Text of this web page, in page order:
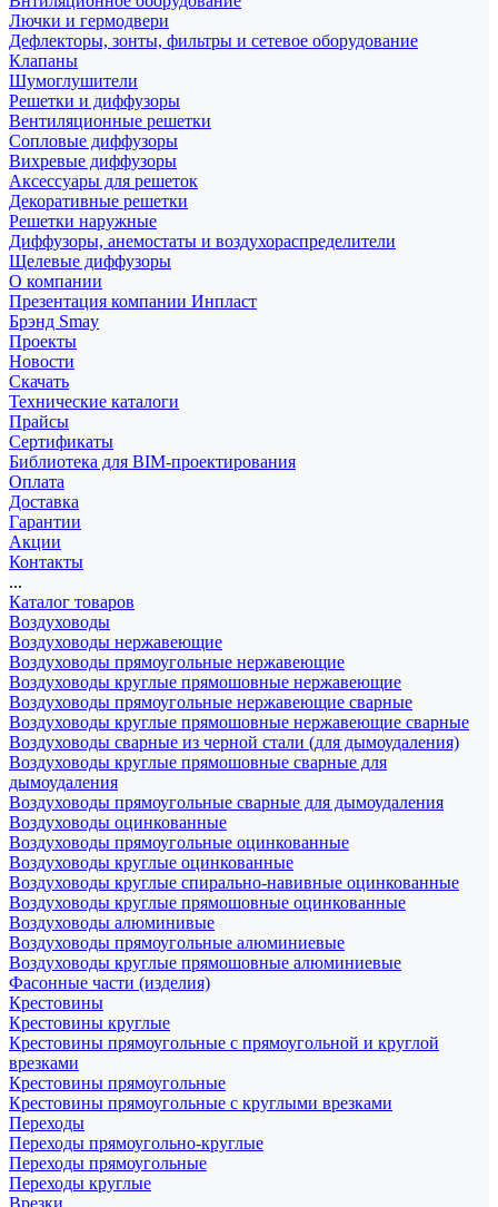
Лючки и гермодвери
Дефлекторы, зонты, фильтры и сетевое оборудование
Клапаны
Шумоглушители
Решетки и диффузоры
Вентиляционные решетки
Сопловые диффузоры
Вихревые диффузоры
Аксессуары для решеток
Декоративные решетки
Решетки наружные
Диффузоры, анемостаты и воздухораспределители
Щелевые диффузоры
О компании
Презентация компании Инпласт
Брэнд Smay
Проекты
Новости
Скачать
Технические каталоги
Прайсы
Сертификаты
Библиотека для BIM-проектирования
Оплата
Доставка
Гарантии
Акции
Контакты
...
Каталог товаров
Воздуховоды
Воздуховоды нержавеющие
Воздуховоды прямоугольные нержавеющие
Воздуховоды круглые прямошовные нержавеющие
Воздуховоды прямоугольные нержавеющие сварные
Воздуховоды круглые прямошовные нержавеющие сварные
Воздуховоды сварные из черной стали (для дымоудаления)
Воздуховоды круглые прямошовные сварные для
дымоудаления
Воздуховоды прямоугольные сварные для дымоудаления
Воздуховоды оцинкованные
Воздуховоды прямоугольные оцинкованные
Воздуховоды круглые оцинкованные
Воздуховоды круглые спирально-навивные оцинкованные
Воздуховоды круглые прямошовные оцинкованные
Воздуховоды алюминивые
Воздуховоды прямоугольные алюминиевые
Воздуховоды круглые прямошовные алюминиевые
Фасонные части (изделия)
Крестовины
Крестовины круглые
Крестовины прямоугольные с прямоугольной и круглой
врезками
Крестовины прямоугольные
Крестовины прямоугольные с круглыми врезками
Переходы
Переходы прямоугольно-круглые
Переходы прямоугольные
Переходы круглые
Врезки